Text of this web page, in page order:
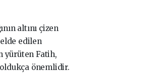
altını çizen
edilen
yürüten Fatih,
önemlidir.